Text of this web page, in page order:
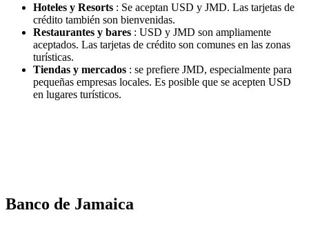
Hoteles y Resorts : Se aceptan USD y JMD. Las tarjetas de
crédito también son bienvenidas.
Restaurantes y bares : USD y JMD son ampliamente
aceptados. Las tarjetas de crédito son comunes en las zonas
turísticas.
Tiendas y mercados : se prefiere JMD, especialmente para
pequeñas empresas locales. Es posible que se acepten USD
en lugares turísticos.
Banco de Jamaica